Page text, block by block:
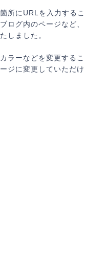
所にURLを入力するこ
ログ内のページなど、
しました。
ラーなどを変更するこ
ジに変更していただけ